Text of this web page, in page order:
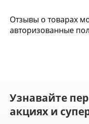
Отзывы о товарах
авторизованные
Узнавайте
акциях и